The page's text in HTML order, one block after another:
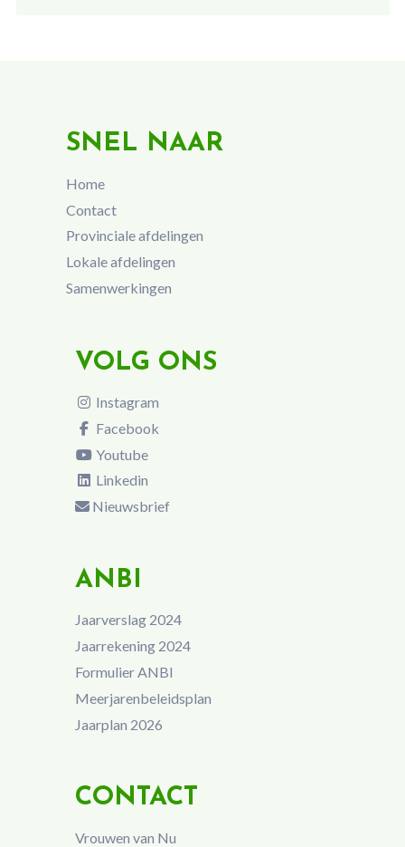
SNEL NAAR
Home
Contact
Provinciale afdelingen
Lokale afdelingen
Samenwerkingen
VOLG ONS
Instagram
Facebook
Youtube
Linkedin
Nieuwsbrief
ANBI
Jaarverslag 2024
Jaarrekening 2024
Formulier ANBI
Meerjarenbeleidsplan
Jaarplan 2026
CONTACT
Vrouwen van Nu